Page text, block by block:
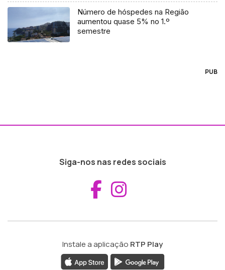
Número de hóspedes na Região
aumentou quase 5% no 1.º
semestre
PUB
Siga-nos nas redes sociais
Aceder ao
Instale a aplicação RTP Play